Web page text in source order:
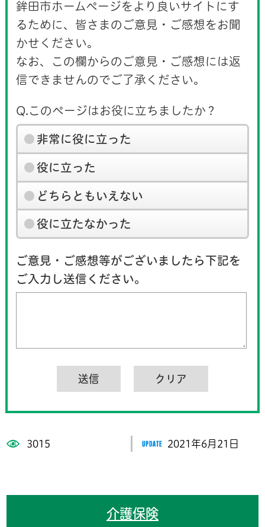
鉾田市ホームページをより良いサイトにす
るために、皆さまのご意見・ご感想をお聞
かせください。
なお、この欄からのご意見・ご感想には返
信できませんのでご了承ください。
Q.このページはお役に立ちましたか？
非常に役に立った
役に立った
どちらともいえない
役に立たなかった
ご意見・ご感想等がございましたら下記を
ご入力し送信ください。
3015 2021年6月21日
介護保険